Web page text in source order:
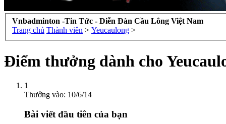
Vnbadminton -Tin Tức - Diễn Đàn Cầu Lông Việt Nam
Trang chủ Thành viên > Yeucaulong >
Điểm thưởng dành cho
1
Thưởng vào: 10/6/14
Bài viết đầu tiên của bạn